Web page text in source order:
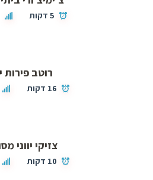
5 דקות
רוטב פירות
16 דקות
צזיקי יווני
10 דקות